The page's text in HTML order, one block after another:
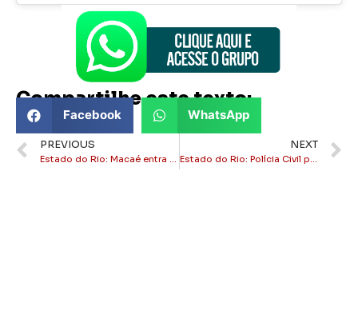
Compartilhe este texto:
Facebook WhatsApp
PREVIOUS
Estado do Rio: Macaé entra no circuito nacional do Mangalarga Marchador com evento inédito
NEXT
Estado do Rio: Polícia Civil prende braço direito de líder de facção